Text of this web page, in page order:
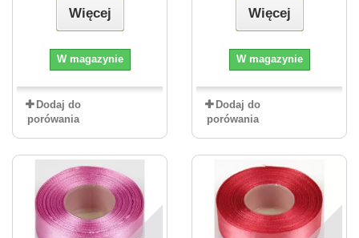
Więcej
W magazynie
Dodaj do
porówania
Więcej
W magazynie
Dodaj do
porówania